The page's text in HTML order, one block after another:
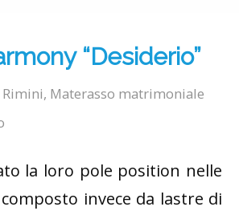
“Desiderio”
, Materasso matrimoniale
la loro pole position nelle
invece da lastre di